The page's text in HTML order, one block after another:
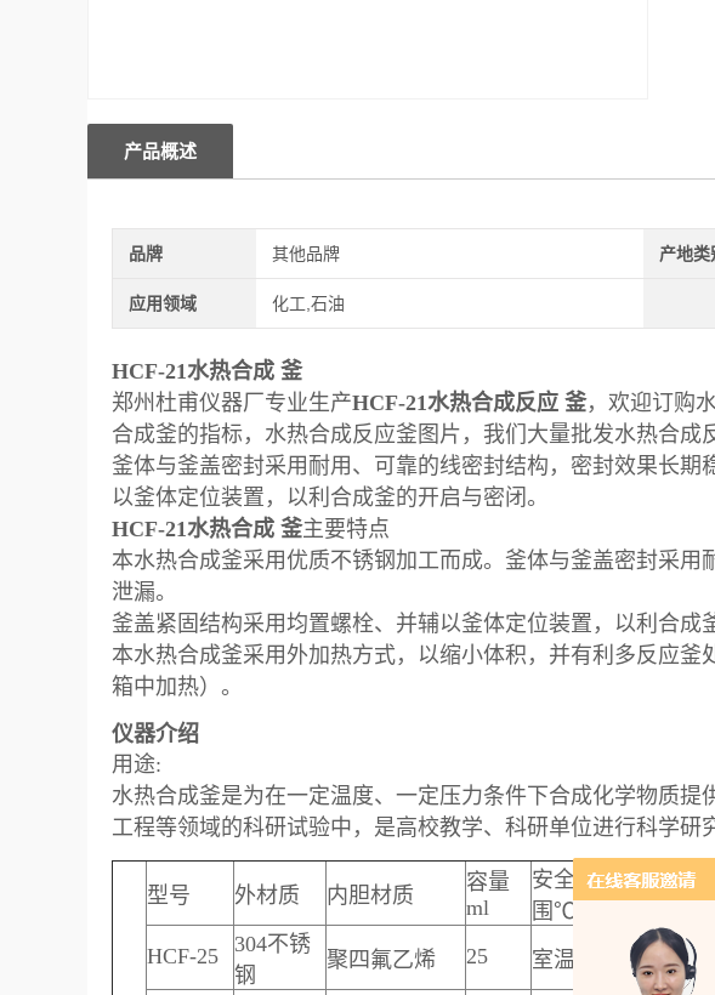
产品概述
品牌 其他品牌 产地类
应用领域 化工,石油
HCF-21水热合成 釜
郑州杜甫仪器厂专业生产HCF-21水热合成反应 釜，欢迎订购
合成釜的指标，水热合成反应釜图片，我们大量批发水热合成
釜体与釜盖密封采用耐用、可靠的线密封结构，密封效果长
以釜体定位装置，以利合成釜的开启与密闭。
HCF-21水热合成 釜主要特点
本水热合成釜采用优质不锈钢加工而成。釜体与釜盖密封采
泄漏。
釜盖紧固结构采用均置螺栓、并辅以釜体定位装置，以利合成
本水热合成釜采用外加热方式，以缩小体积，并有利多反应
箱中加热）。
仪器介绍
用途:
水热合成釜是为在一定温度、一定压力条件下合成化学物质
工程等领域的科研试验中，是高校教学、科研单位进行科学研
型号 外材质 内胆材质
容量
ml
安全温度范
围℃
高
HCF-25
304不锈
钢
聚四氟乙烯 25 室温～220